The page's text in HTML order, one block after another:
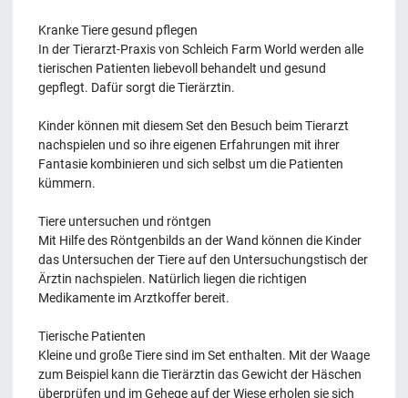
Kranke Tiere gesund pflegen
In der Tierarzt-Praxis von Schleich Farm World werden alle
tierischen Patienten liebevoll behandelt und gesund
gepflegt. Dafür sorgt die Tierärztin.
Kinder können mit diesem Set den Besuch beim Tierarzt
nachspielen und so ihre eigenen Erfahrungen mit ihrer
Fantasie kombinieren und sich selbst um die Patienten
kümmern.
Tiere untersuchen und röntgen
Mit Hilfe des Röntgenbilds an der Wand können die Kinder
das Untersuchen der Tiere auf den Untersuchungstisch der
Ärztin nachspielen. Natürlich liegen die richtigen
Medikamente im Arztkoffer bereit.
Tierische Patienten
Kleine und große Tiere sind im Set enthalten. Mit der Waage
zum Beispiel kann die Tierärztin das Gewicht der Häschen
überprüfen und im Gehege auf der Wiese erholen sie sich